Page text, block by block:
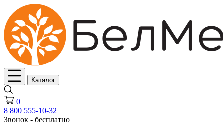
Каталог
0
8 800 555-10-32
Звонок - бесплатно